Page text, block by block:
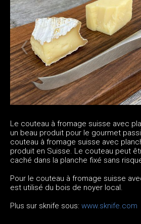
Le couteau à fromage suisse avec
un beau produit pour le gourmet
couteau à fromage suisse avec
produit en Suisse. Le couteau peut
caché dans la planche fixé sans
Pour le couteau à fromage suisse
est utilisé du bois de noyer local.
Plus sur sknife sous: www.sknife.com